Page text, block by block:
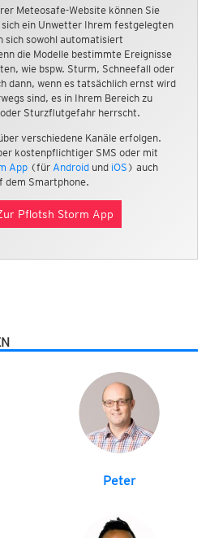
Meteosafe-Website können Sie
ein Unwetter Ihrem festgelegten
sich sowohl automatisiert
die Modelle bestimmte Ereignisse
wie bspw. Sturm, Schneefall oder
dann, wenn es tatsächlich ernst wird
sind, es in Ihrem Bereich zu
Sturzflutgefahr herrscht.
verschiedene Kanäle erfolgen.
kostenpflichtiger SMS oder mit
App (für Android und iOS ) auch
dem Smartphone.
Pflotsh Storm App
Peter